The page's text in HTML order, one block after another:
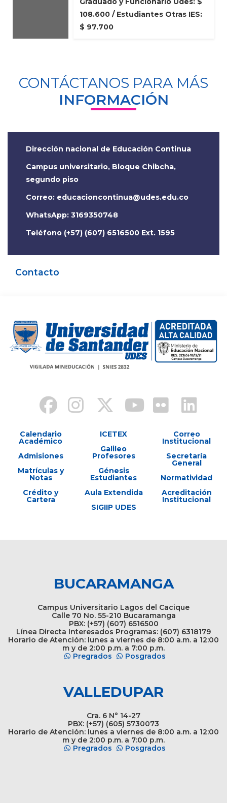
108.600 / Estudiantes Otras IES:
$ 97.700
CONTÁCTANOS PARA MÁS
INFORMACIÓN
Dirección nacional de Educación Continua
Campus universitario, Bloque Chibcha,
segundo piso
Correo:
WhatsApp: 3169350748
Teléfono (+57) (607) 6516500 Ext. 1595
Contacto
Calendario
Académico
Admisiones
Matrículas y
Notas
Crédito y
Cartera
ICETEX
Galileo
Profesores
Génesis
Estudiantes
Aula Extendida
SIGIIP UDES
Correo
Institucional
Secretaría
General
Normatividad
Acreditación
Institucional
BUCARAMANGA
Campus Universitario Lagos del Cacique
Calle 70 No. 55-210 Bucaramanga
PBX: (+57) (607) 6516500
Línea Directa Interesados Programas: (607) 6318179
Horario de Atención: lunes a viernes de 8:00 a.m. a 12:00
m y de 2:00 p.m. a 7:00 p.m.
Pregrados
Posgrados
VALLEDUPAR
Cra. 6 N° 14-27
PBX: (+57) (605) 5730073
Horario de Atención: lunes a viernes de 8:00 a.m. a 12:00
m y de 2:00 p.m. a 7:00 p.m.
Pregrados
Posgrados